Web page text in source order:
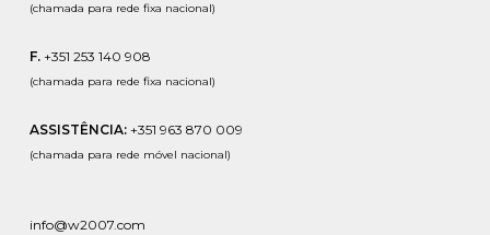
(chamada para rede fixa nacional)
F. +351 253 140 908
(chamada para rede fixa nacional)
ASSISTÊNCIA: +351 963 870 009
(chamada para rede móvel nacional)
info@w2007.com